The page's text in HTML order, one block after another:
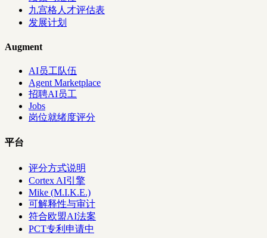
九宫格人才评估表
发展计划
Augment
AI员工队伍
Agent Marketplace
招聘AI员工
Jobs
岗位就绪度评分
平台
评分方式说明
Cortex AI引擎
Mike (M.I.K.E.)
可解释性与审计
符合欧盟AI法案
PCT专利申请中